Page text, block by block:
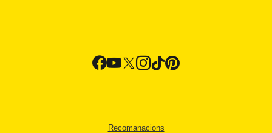
Recomanacions